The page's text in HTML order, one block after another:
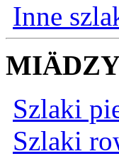
Inne
Szlaki
Szlaki